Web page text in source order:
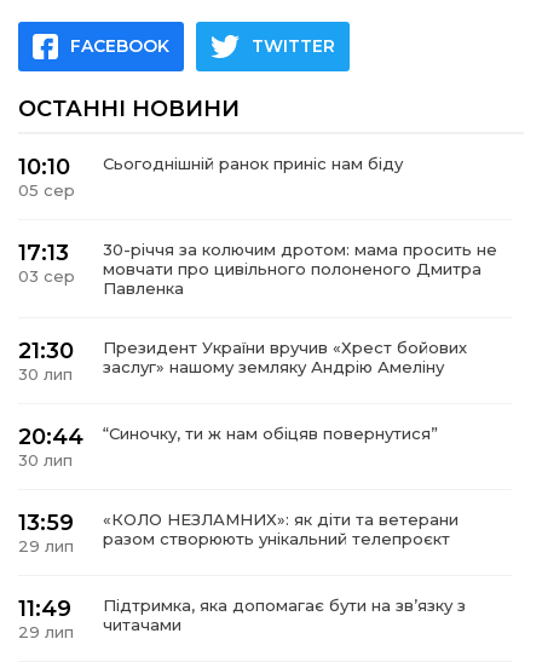
FACEBOOK TWITTER
ОСТАННІ НОВИНИ
10:10
05 сер
Сьогоднішній ранок приніс нам біду
17:13
03 сер
30-річчя за колючим дротом: мама просить не
мовчати про цивільного полоненого Дмитра
Павленка
21:30
30 лип
Президент України вручив «Хрест бойових
заслуг» нашому земляку Андрію Амеліну
20:44
30 лип
“Синочку, ти ж нам обіцяв повернутися”
13:59
29 лип
«КОЛО НЕЗЛАМНИХ»: як діти та ветерани
разом створюють унікальний телепроєкт
11:49
29 лип
Підтримка, яка допомагає бути на зв’язку з
читачами